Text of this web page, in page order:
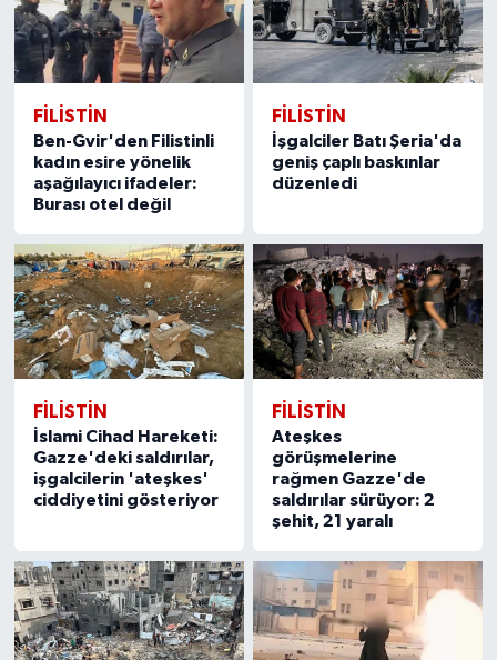
FILISTIN
Ben-Gvir'den Filistinli
kadın esire yönelik
aşağılayıcı ifadeler:
Burası otel değil
FILISTIN
İşgalciler Batı Şeria'da
geniş çaplı baskınlar
düzenledi
FILISTIN
İslami Cihad Hareketi:
Gazze'deki saldırılar,
işgalcilerin 'ateşkes'
ciddiyetini gösteriyor
FILISTIN
Ateşkes
görüşmelerine
rağmen Gazze'de
saldırılar sürüyor: 2
şehit, 21 yaralı